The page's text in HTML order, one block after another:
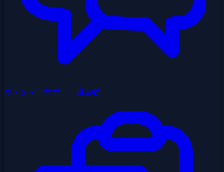
カスタマーサポート担当者